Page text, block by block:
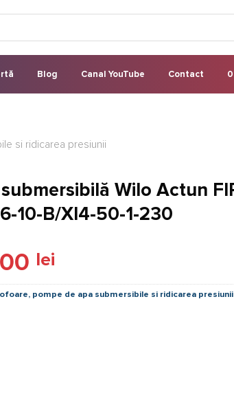
Blog Canal YouTube Contact
si ridicarea presiunii
Wilo Actun
10-B/XI4-50-1-230
lei
pompe de apa submersibile si ridicarea presiunii